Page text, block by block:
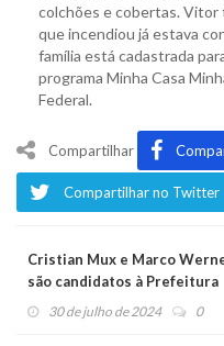
colchões e cobertas. Vitor
que incendiou já estava
família está cadastrada
programa Minha Casa
Federal.
Compartilhar
Compartilhar no Twitter
Cristian Mux e Marco
são candidatos à Prefeitura
de Salvador do Sul pelo PL e
30 de julho de 2024 0